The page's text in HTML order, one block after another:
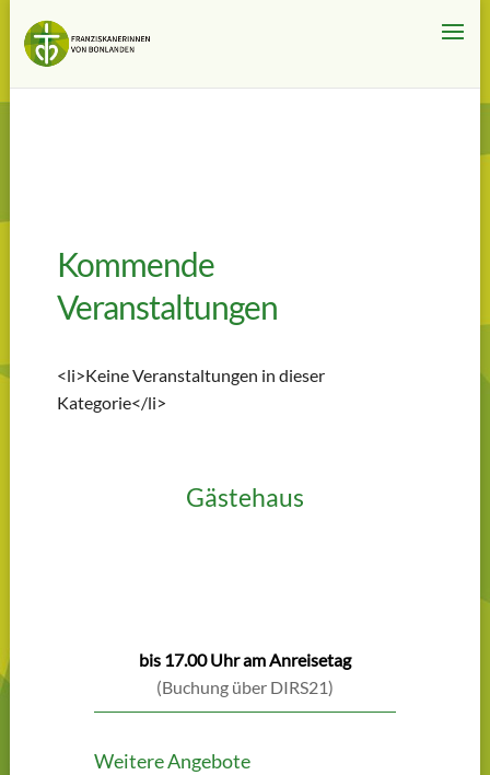
Kommende
Veranstaltungen
<li>Keine Veranstaltungen in dieser
Kategorie</li>
Gästehaus
bis 17.00 Uhr am Anreisetag
(Buchung über DIRS21)
Weitere Angebote